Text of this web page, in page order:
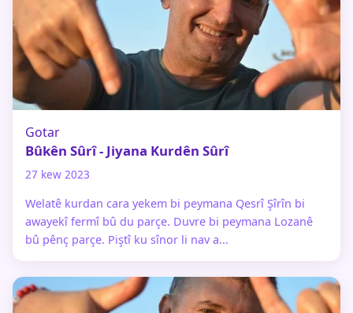
Gotar
Bûkên Sûrî - Jiyana Kurdên Sûrî
27 kew 2023
Welatê kurdan cara yekem bi peymana Qesrî Şîrîn bi
awayekî fermî bû du parçe. Duvre bi peymana Lozanê
bû pênç parçe. Piştî ku sînor li nav a...